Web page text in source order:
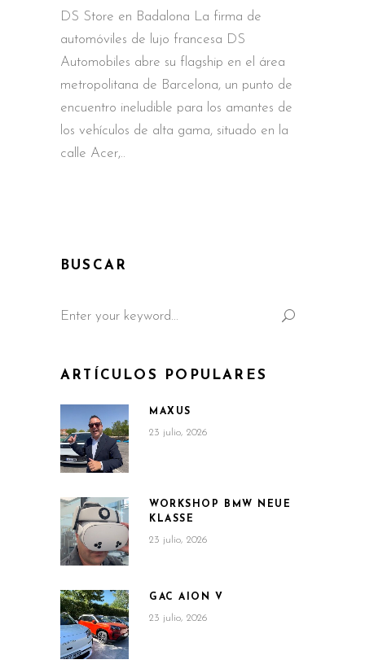
DS Store en Badalona La firma de
automóviles de lujo francesa DS
Automobiles abre su flagship en el área
metropolitana de Barcelona, un punto de
encuentro ineludible para los amantes de
los vehículos de alta gama, situado en la
calle Acer,
BUSCAR
for:
ARTÍCULOS POPULARES
MAXUS
23 julio, 2026
WORKSHOP BMW NEUE
KLASSE
23 julio, 2026
GAC AION V
23 julio, 2026